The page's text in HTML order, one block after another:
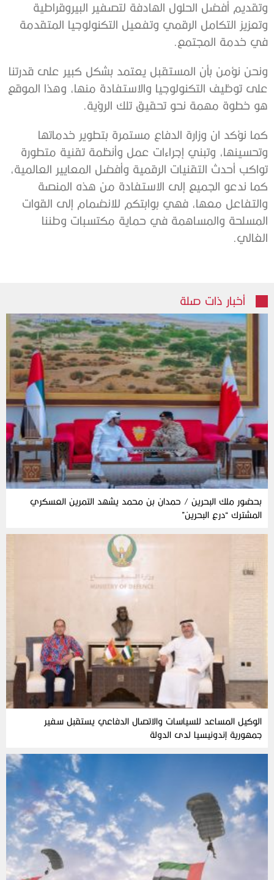
وتقديم أفضل الحلول الهادفة لتصفير البيروقراطية
وتعزيز التكامل الرقمي وتفعيل التكنولوجيا المتقدمة
في خدمة المجتمع.
ونحن نؤمن بأن المستقبل يعتمد بشكل كبير على قدرتنا
على توظيف التكنولوجيا والاستفادة منها، وهذا الموقع
هو خطوة مهمة نحو تحقيق تلك الرؤية.
كما نؤكد ان وزارة الدفاع مستمرة بتطوير خدماتها
وتحسينها، وتبني إجراءات عمل وأنظمة تقنية متطورة
تواكب أحدث التقنيات الرقمية وأفضل المعايير العالمية،
كما ندعو الجميع إلى الاستفادة من هذه المنصة
والتفاعل معها، فهي بوابتكم للانضمام إلى القوات
المسلحة والمساهمة في حماية مكتسبات وطننا
الغالي.
أخبار ذات صلة
بحضور ملك البحرين / حمدان بن محمد يشهد التمرين العسكري
المشترك “درع البحرين”
الوكيل المساعد للسياسات والاتصال الدفاعي يستقبل سفير
جمهورية إندونيسيا لدى الدولة